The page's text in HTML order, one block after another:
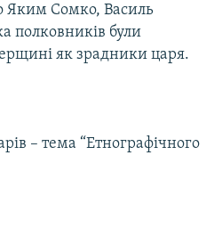
Яким Сомко, Василь
полковників були
як зрадники царя.
– тема “Етнографічного